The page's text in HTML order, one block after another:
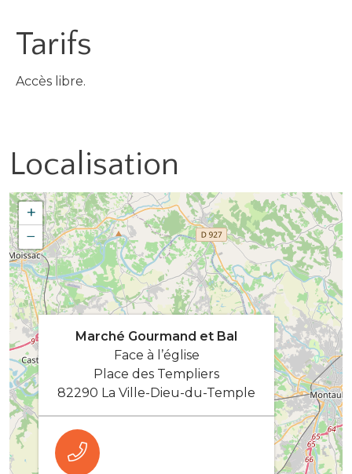
Tarifs
Accès libre.
Localisation
+
−
Marché Gourmand et Bal
Face à l’église
Place des Templiers
82290 La Ville-Dieu-du-Temple